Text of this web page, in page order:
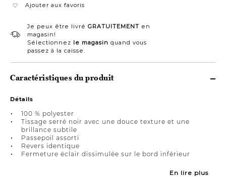
Ajouter aux favoris
Je peux être livré GRATUITEMENT en
magasin!
Sélectionnez le magasin quand vous
passez à la caisse.
Caractéristiques du produit
Détails
100 % polyester
Tissage serré noir avec une douce texture et une
brillance subtile
Passepoil assorti
Revers identique
Fermeture éclair dissimulée sur le bord inférieur
En lire plus